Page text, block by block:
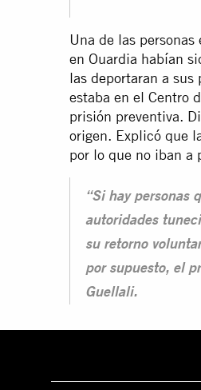
Una de las
en Ouardia habían
las deportaran a sus
estaba en el Centro
prisión preventiva.
origen. Explicó que
por lo que no iban a
“Si hay personas
autoridades
su retorno
por supuesto, el
Guellali.